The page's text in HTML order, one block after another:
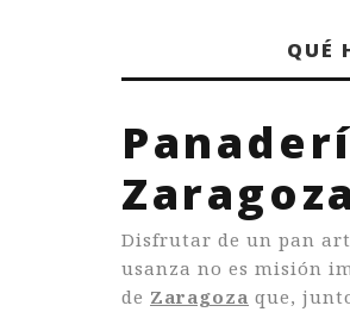
QUÉ
Zaragoza
Disfrutar de un pan
usanza no es misión
de Zaragoza que,